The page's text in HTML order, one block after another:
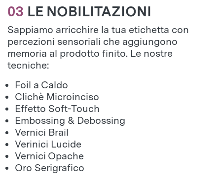
03 LE NOBILITAZIONI
Sappiamo arricchire la tua etichetta con
percezioni sensoriali che aggiungono
memoria al prodotto finito. Le nostre
tecniche:
Foil a Caldo
Clichè Microinciso
Effetto Soft-Touch
Embossing & Debossing
Vernici Brail
Verinici Lucide
Vernici Opache
Oro Serigrafico